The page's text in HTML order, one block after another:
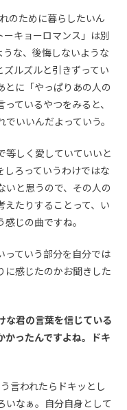
のために暮らしたいん
キョーロマンス」は別
うな、後悔しないような
ズルズルと引きずってい
とに「やっぱりあの人の
ているやつをみると、
いいんだよっていう。
等しく愛していていいと
しろっていうわけではな
いと思うので、その人の
えたりすることって、い
じの曲ですね。
っていう部分を自分では
に感じたのかお聞きした
君の言葉を信じている
かったんですよね。ドキ
言われたらドキッとし
いなぁ。自分自身として